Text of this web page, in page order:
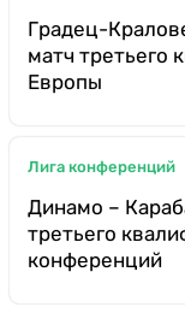
Градец-
матч третьего
Европы
Лига конференций
Динамо –
третьего
конференций